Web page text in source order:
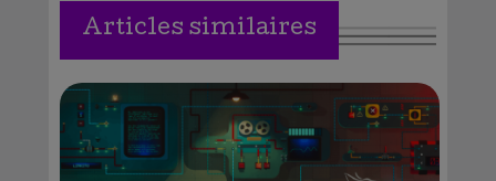
Articles similaires